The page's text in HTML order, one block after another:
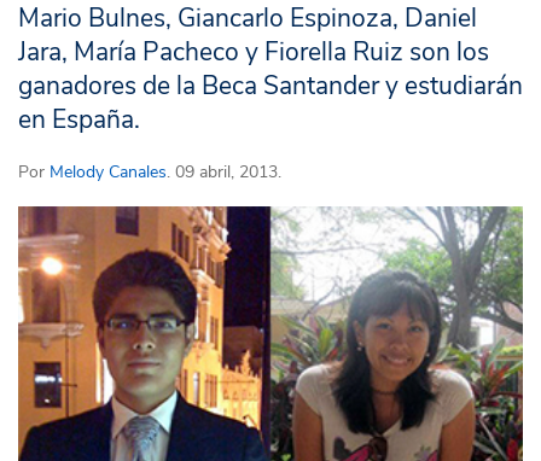
Mario Bulnes, Giancarlo Espinoza, Daniel
Jara, María Pacheco y Fiorella Ruiz son los
ganadores de la Beca Santander y estudiarán
en España.
Por Melody Canales. 09 abril, 2013.